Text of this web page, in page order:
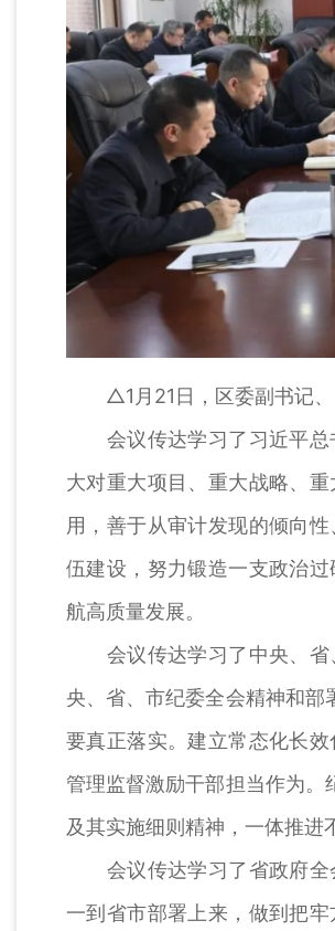
△1月21日，区委副书记、
会议传达学习了习近平总
大对重大项目、重大战略、
用，善于从审计发现的倾向
伍建设，努力锻造一支政治
航高质量发展。
会议传达学习了中央、省
央、省、市纪委全会精神和部
要真正落实。建立常态化长
管理监督激励干部担当作为。
及其实施细则精神，一体推进
会议传达学习了省政府全
一到省市部署上来，做到把